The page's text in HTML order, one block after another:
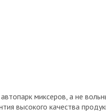
миксеров, а не
высокого качества